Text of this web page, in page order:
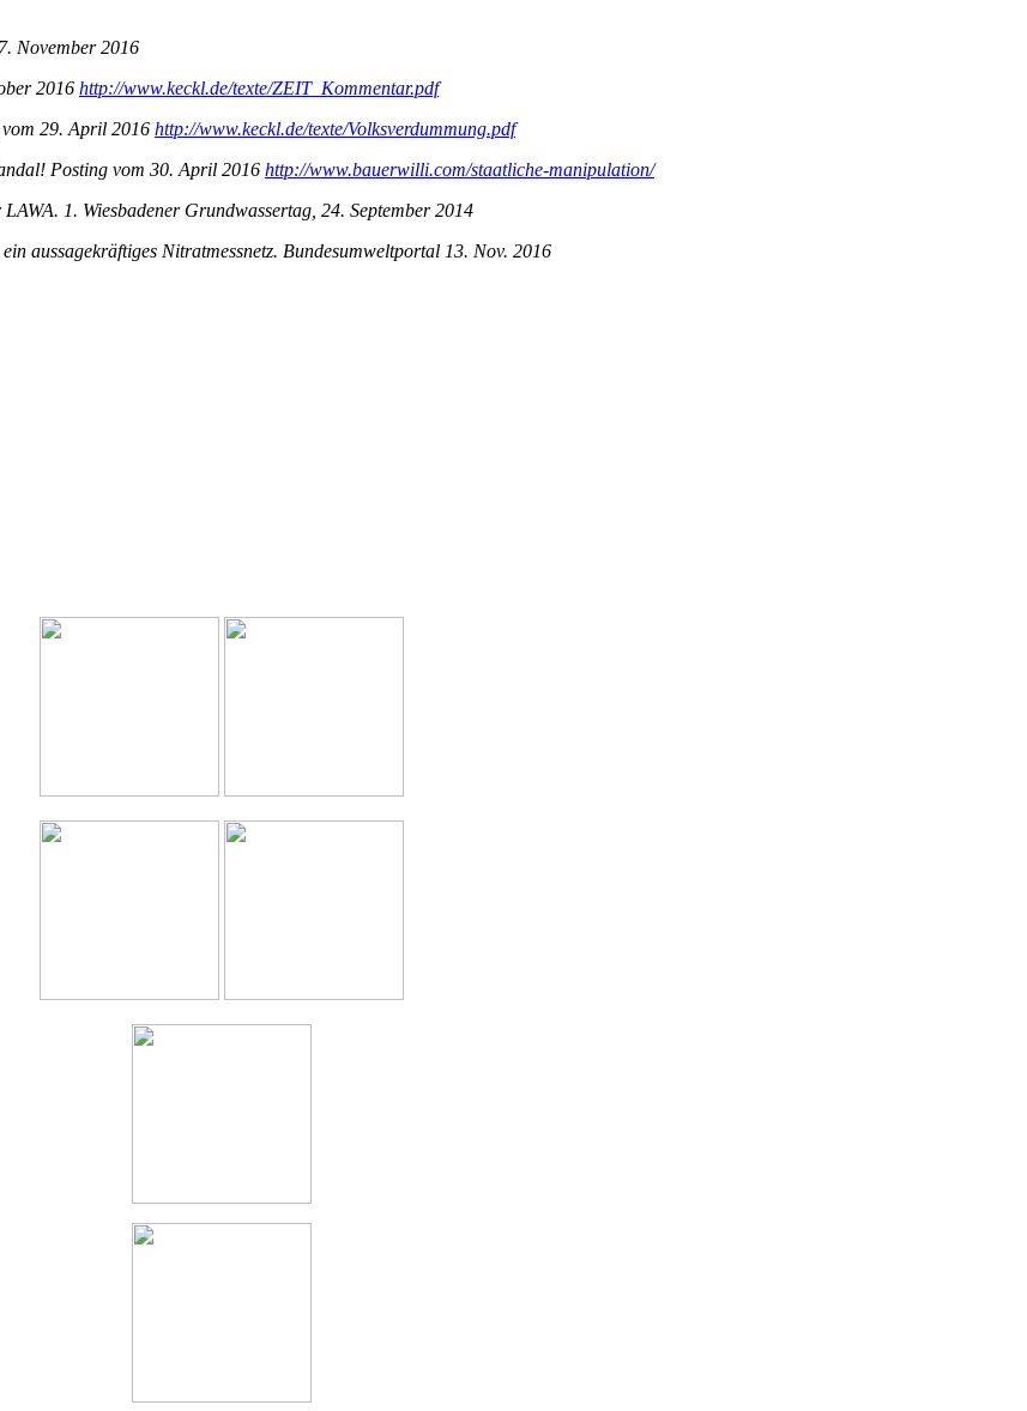
November 2016
2016 http://www.keckl.de/texte/ZEIT_Kommentar.pdf
29. April 2016 http://www.keckl.de/texte/Volksverdummung.pdf
Posting vom 30. April 2016 http://www.bauerwilli.com/staatliche-manipulation/
1. Wiesbadener Grundwassertag, 24. September 2014
aussagekräftiges Nitratmessnetz. Bundesumweltportal 13. Nov. 2016